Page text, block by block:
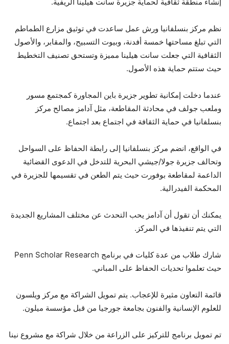
نظم مركز بنسلفانيا ورش عمل ساعدت في توثيق مزارع الطماطم
التي تبلغ مساحتها خمسة أفدنة، وبيوت التسبيح، والمقابر، والأصول
الثقافية التي جعلت سانت هيلينا مميزة وتستحق تصنيف التخطيط
حيث ستتم حماية هذه الأصول.
عندما دخلت إمكانية تطوير جزيرة باين المجاورة كمجتمع مسور
وملعب جولف في محادثة المقاطعة، مثل آدامز مصالح مركز
بنسلفانيا في حماية الثقافة في اجتماع بعد اجتماع.
في الواقع، انضم مركز بنسلفانيا إلى رابطة الحفاظ على السواحل
وتحالف جزيرة جولا/جيشي البحرية للتدخل في الدعوى القضائية
الداعمة لمقاطعة بوفورت حيث يتم الطعن في تقسيمها للجزيرة في
المحكمة الفيدرالية.
يمكنك أن تقول أن آدامز يحب التحدث عن مختلف المشاريع الجديدة
التي يتم تنفيذها في المركز.
شارك طلاب من عدة كليات في برنامج Penn Scholar Research
حيث تعلموا تحديات الحفاظ على المباني.
قائمة التعاون مثيرة للإعجاب. يتم تمويل الشراكة مع مركز ويلسون
للعلوم الإنسانية والفنون بجامعة جورجيا من قبل مؤسسة ميلون.
تم تمويل برنامج للتركيز على الزراعة من خلال شراكة مع مشروع نينا